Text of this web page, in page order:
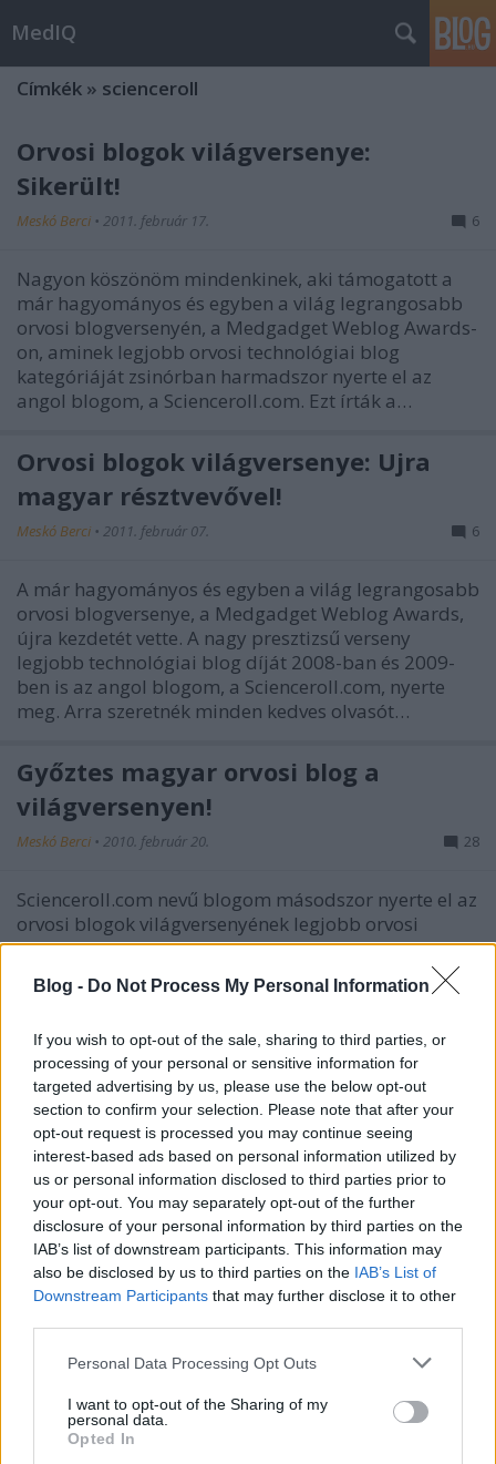
Blog - Do Not Process My Personal Information
If you wish to opt-out of the sale, sharing to third parties, or
processing of your personal or sensitive information for
targeted advertising by us, please use the below opt-out
section to confirm your selection. Please note that after your
opt-out request is processed you may continue seeing
interest-based ads based on personal information utilized by
us or personal information disclosed to third parties prior to
your opt-out. You may separately opt-out of the further
disclosure of your personal information by third parties on the
IAB’s list of downstream participants. This information may
also be disclosed by us to third parties on the IAB’s List of
Downstream Participants that may further disclose it to other
Please note that this website/app uses one or more Google
not limited to your visit or usage behaviour. You may click to
grant or deny consent to Google and its third-party tags to
use your data for below specified purposes in below Google
Personal Data Processing Opt Outs
I want to opt-out of the Sharing of my
personal data.
Opted In
MedIQ
Címkék » scienceroll
Orvosi blogok világversenye:
Sikerült!
Meskó Berci • 2011. február 17. 6
Nagyon köszönöm mindenkinek, aki támogatott a
már hagyományos és egyben a világ legrangosabb
orvosi blogversenyén, a Medgadget Weblog Awards-
on, aminek legjobb orvosi technológiai blog
kategóriáját zsinórban harmadszor nyerte el az
angol blogom, a Scienceroll.com. Ezt írták a…
Orvosi blogok világversenye: Újra
magyar résztvevővel!
Meskó Berci • 2011. február 07. 6
A már hagyományos és egyben a világ legrangosabb
orvosi blogversenye, a Medgadget Weblog Awards,
újra kezdetét vette. A nagy presztizsű verseny
legjobb technológiai blog díját 2008-ban és 2009-
ben is az angol blogom, a Scienceroll.com, nyerte
meg. Arra szeretnék minden kedves olvasót…
Győztes magyar orvosi blog a
világversenyen!
Meskó Berci • 2010. február 20. 28
Scienceroll.com nevű blogom másodszor nyerte el az
orvosi blogok világversenyének legjobb orvosi
technológiai/informatikai blog díját.Ez a
legfontosabb verseny, ahol egy orvosi témájú blog
megmérettetheti magát. Ezt írták a verseny
Személyre szabott orvosi kereső
Meskó Berci• 2008. július 26.
A Scienceroll Search egy személyre szabott orvosi
kereső, amit a Polymeta.com csapatával (lásd még
dokim.hu) együttműködve hoztunk létre. A lényege
az, hogy ki lehet választani, mely orvosi forrásokban
keressen. Ha valaki laikusoknak szánt cikkeket
szeretne találni, a Basic Health…
Személyre szabott orvosi
metakereső: forradalom!
Meskó Berci•2008. április 01.